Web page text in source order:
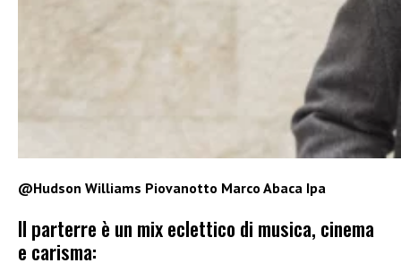
@Hudson Williams Piovanotto Marco Abaca Ipa
Il parterre è un mix eclettico di musica, cinema
e carisma: